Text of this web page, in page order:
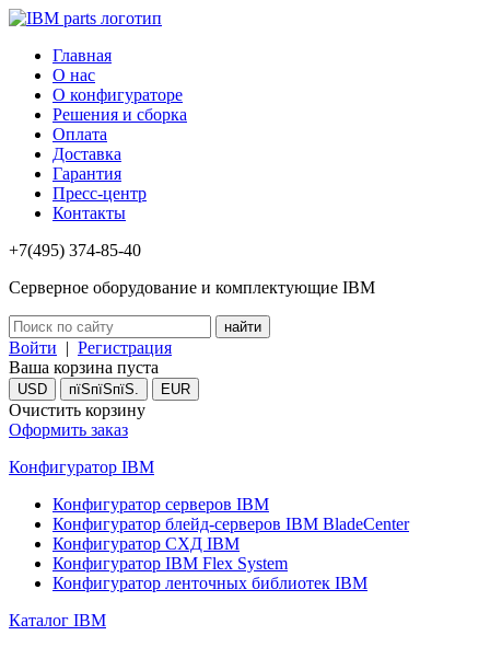
Главная
О нас
О конфигураторе
Решения и сборка
Оплата
Доставка
Гарантия
Пресс-центр
Контакты
+7(495) 374-85-40
Серверное оборудование и комплектующие IBM
Войти | Регистрация
Ваша корзина пуста
USD пїЅпїЅпїЅ. EUR
Очистить корзину
Оформить заказ
Конфигуратор IBM
Конфигуратор серверов IBM
Конфигуратор блейд-серверов IBM BladeCenter
Конфигуратор СХД IBM
Конфигуратор IBM Flex System
Конфигуратор ленточных библиотек IBM
Каталог IBM